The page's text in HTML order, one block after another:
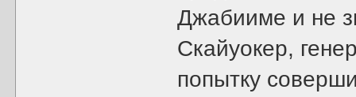
Джабииме и не
Скайуокер,
попытку